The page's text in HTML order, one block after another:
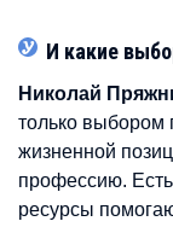
И какие
Николай
только
жизненной
профессию.
ресурсы